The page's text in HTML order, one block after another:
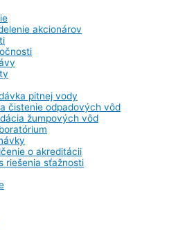
akcionárov
pitnej vody
čistenie odpadových vôd
žumpových vôd
o akreditácii
riešenia sťažnosti